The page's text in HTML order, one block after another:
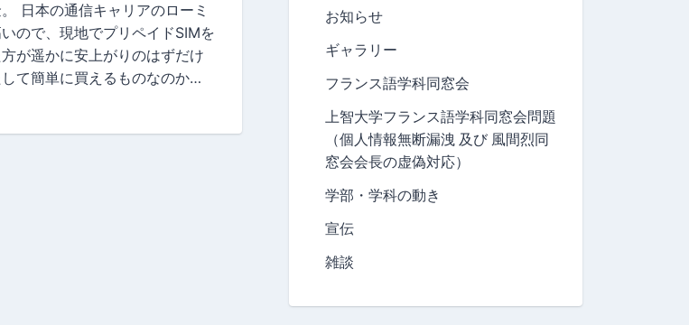
日本の通信キャリアのローミ
ので、現地でプリペイドSIMを
が遥かに安上がりのはずだけ
て簡単に買えるものなのか…
お知らせ
ギャラリー
フランス語学科同窓会
上智大学フランス語学科同窓会問題
（個人情報無断漏洩 及び 風間烈同
窓会会長の虚偽対応）
学部・学科の動き
宣伝
雑談